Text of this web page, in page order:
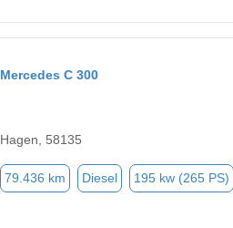
Mercedes C 300
Hagen, 58135
79.436 km Diesel 195 kw (265 PS)